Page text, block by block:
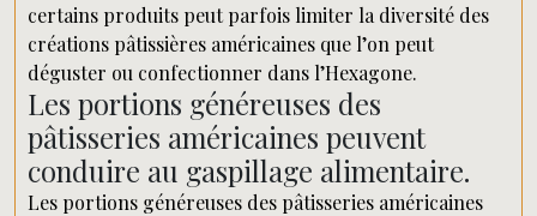
certains produits peut parfois limiter la diversité des
créations pâtissières américaines que l’on peut
déguster ou confectionner dans l’Hexagone.
Les portions généreuses des
pâtisseries américaines peuvent
conduire au gaspillage alimentaire.
Les portions généreuses des pâtisseries américaines